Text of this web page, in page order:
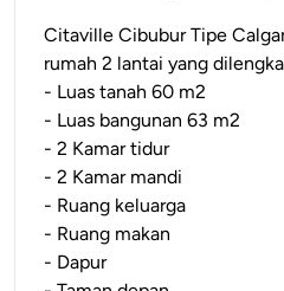
Citaville Cibubur Tipe
rumah 2 lantai yang
- Luas tanah 60 m2
- Luas bangunan 63 m2
- 2 Kamar tidur
- 2 Kamar mandi
- Ruang keluarga
- Ruang makan
- Dapur